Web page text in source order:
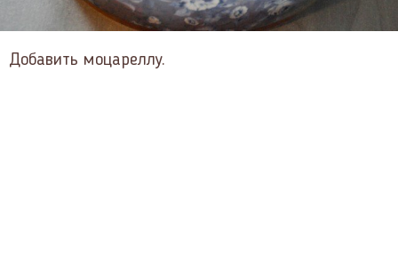
Добавить моцареллу.